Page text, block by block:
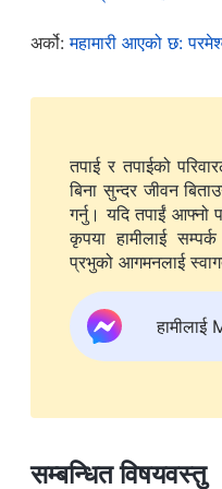
बनाउने काम गर्न
छुट्ट्याउनुहुनेछ, र असललाई
देख्नेछन् र सबैले उहाँलाई
स्वामित्वमा भएकाहरू हुन्,
तिनीहरू कसैलाई पनि
तिनीहरूका आफ्नो-आफ्नो
सक्दैनथिए। को असल र
त्यस विषयमा विश्‍वस्त
दिन, विजेताहरूको समूह
उहाँ पहिले मानिस
मात्र परमेश्‍वर असललाई
आउनुहुनेछ। परमेश्‍वरको
अर्को:महामारी आएको छ:
तपाई र तपाईको
बिना सुन्दर जीवन
गर्नु। यदि तपाईं आफ्नो
कृपया हामीलाई सम्पर्क
प्रभुको आगमनलाई स्वागत
हामीलाई
सम्बन्धित विषयवस्तु